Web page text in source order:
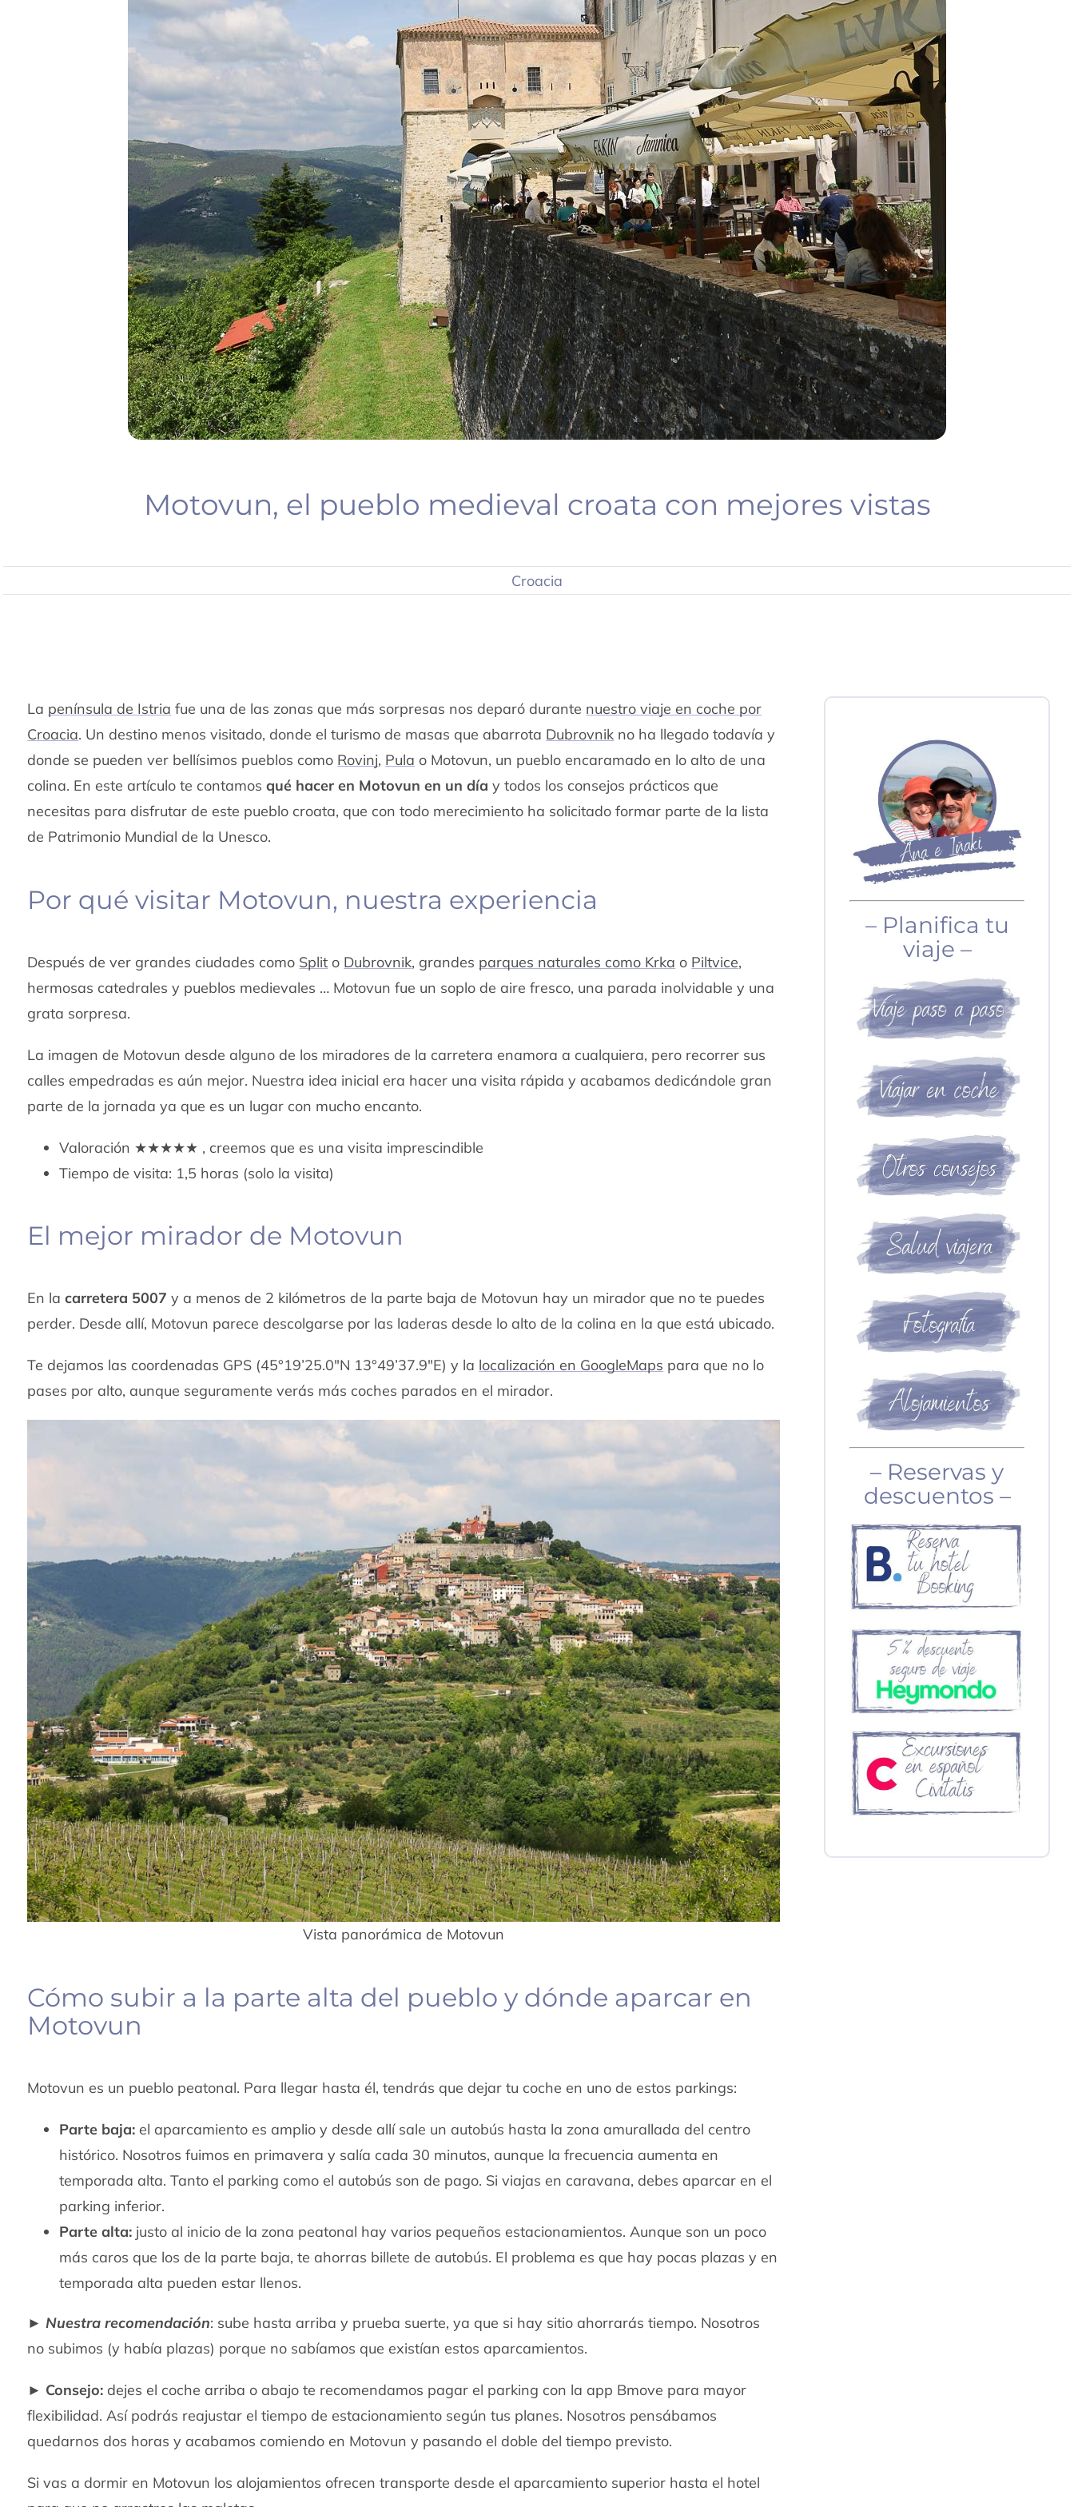
Motovun, el pueblo medieval croata con mejores vistas
Croacia
La península de Istria fue una de las zonas que más sorpresas nos deparó durante nuestro viaje en coche por
Croacia. Un destino menos visitado, donde el turismo de masas que abarrota Dubrovnik no ha llegado todavía y
donde se pueden ver bellísimos pueblos como Rovinj, Pula o Motovun, un pueblo encaramado en lo alto de una
colina. En este artículo te contamosqué hacer en Motovun en un día y todos los consejos prácticos que
necesitas para disfrutar de este pueblo croata, que con todo merecimiento ha solicitado formar parte de la lista
de Patrimonio Mundial de la Unesco.
Por qué visitar Motovun, nuestra experiencia
Después de ver grandes ciudades como Split o Dubrovnik, grandes parques naturales como Krka o Piltvice,
hermosas catedrales y pueblos medievales … Motovun fue un soplo de aire fresco, una parada inolvidable y una
grata sorpresa.
La imagen de Motovun desde alguno de los miradores de la carretera enamora a cualquiera, pero recorrer sus
calles empedradas es aún mejor. Nuestra idea inicial era hacer una visita rápida y acabamos dedicándole gran
parte de la jornada ya que es un lugar con mucho encanto.
Valoración ★★★★★ , creemos que es una visita imprescindible
Tiempo de visita: 1,5 horas (solo la visita)
El mejor mirador de Motovun
En lacarretera 5007 y a menos de 2 kilómetros de la parte baja de Motovun hay un mirador que no te puedes
perder. Desde allí, Motovun parece descolgarse por las laderas desde lo alto de la colina en la que está ubicado.
Te dejamos las coordenadas GPS (45°19’25.0″N 13°49’37.9″E) y la localización en GoogleMaps para que no lo
pases por alto, aunque seguramente verás más coches parados en el mirador.
Vista panorámica de Motovun
Cómo subir a la parte alta del pueblo y dónde aparcar en
Motovun
Motovun es un pueblo peatonal. Para llegar hasta él, tendrás que dejar tu coche en uno de estos parkings:
Parte baja: el aparcamiento es amplio y desde allí sale un autobús hasta la zona amurallada del centro
histórico. Nosotros fuimos en primavera y salía cada 30 minutos, aunque la frecuencia aumenta en
temporada alta. Tanto el parking como el autobús son de pago. Si viajas en caravana, debes aparcar en el
parking inferior.
Parte alta: justo al inicio de la zona peatonal hay varios pequeños estacionamientos. Aunque son un poco
más caros que los de la parte baja, te ahorras billete de autobús. El problema es que hay pocas plazas y en
temporada alta pueden estar llenos.
►Nuestra recomendación: sube hasta arriba y prueba suerte, ya que si hay sitio ahorrarás tiempo. Nosotros
no subimos (y había plazas) porque no sabíamos que existían estos aparcamientos.
► Consejo: dejes el coche arriba o abajo te recomendamos pagar el parking con la app Bmove para mayor
flexibilidad. Así podrás reajustar el tiempo de estacionamiento según tus planes. Nosotros pensábamos
quedarnos dos horas y acabamos comiendo en Motovun y pasando el doble del tiempo previsto.
Si vas a dormir en Motovun los alojamientos ofrecen transporte desde el aparcamiento superior hasta el hotel
– Planifica tu
viaje –
– Reservas y
descuentos –